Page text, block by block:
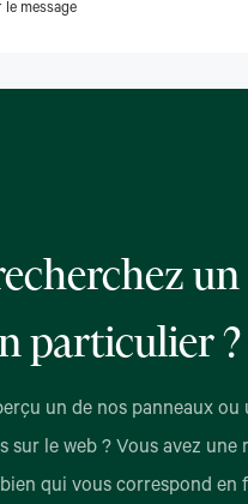
le message
un
particulier ?
un de nos panneaux ou
sur le web ? Vous avez une
qui vous correspond en